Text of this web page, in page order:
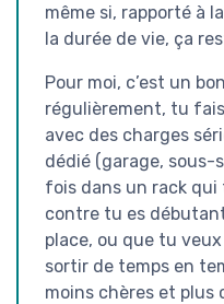
même si, rapporté à
la durée de vie, ça
Pour moi, c’est un
régulièrement, tu
avec des charges
dédié (garage,
fois dans un rack qui
contre tu es
place, ou que tu
sortir de temps en
moins chères et